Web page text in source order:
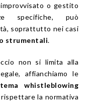
o gestito
specifiche, può
soprattutto nei casi
strumentali.
non si limita alla
affianchiamo le
whistleblowing
la normativa